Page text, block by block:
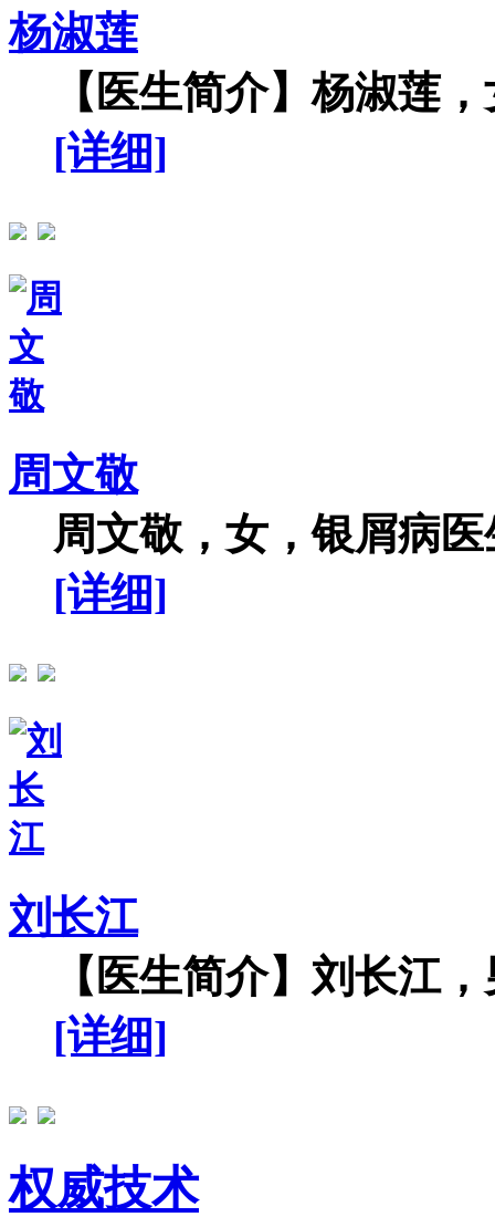
杨淑莲
【医生简介】杨淑莲
[详细]
周文敬
周文敬，女，银屑病
[详细]
刘长江
【医生简介】刘长江
[详细]
权威技术